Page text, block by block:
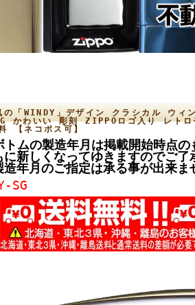
「WINDY」デザイン クラシカル ウィ
かわいい 彫刻 ZIPPOロゴ入り レト
【ネコポス可】
トムの製造年月は掲載開始時点の
新しくなってゆきますのでご了
造年月のご指定は承る事が出来ま
SG